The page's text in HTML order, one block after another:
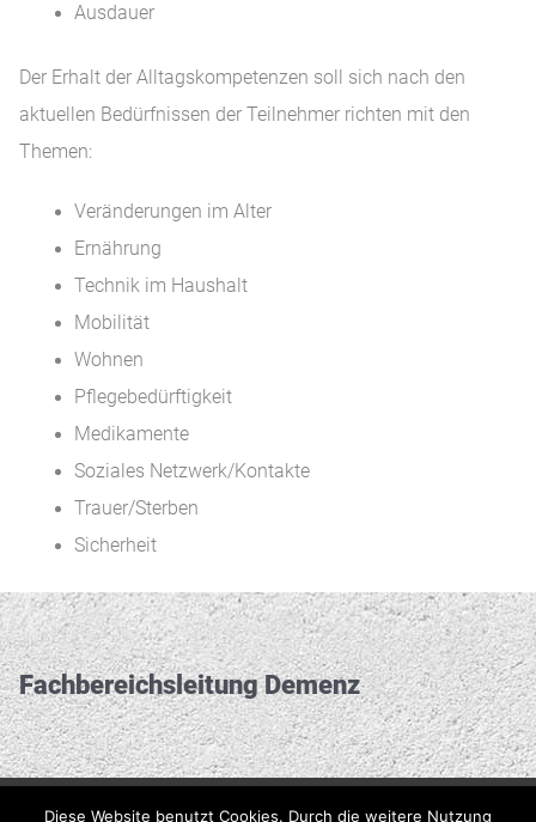
Ausdauer
Der Erhalt der Alltagskompetenzen soll sich nach den
aktuellen Bedürfnissen der Teilnehmer richten mit den
Themen:
Veränderungen im Alter
Ernährung
Technik im Haushalt
Mobilität
Wohnen
Pflegebedürftigkeit
Medikamente
Soziales Netzwerk/Kontakte
Trauer/Sterben
Sicherheit
Fachbereichs­leitung Demenz
Diese Website benutzt Cookies. Durch die weitere Nutzung